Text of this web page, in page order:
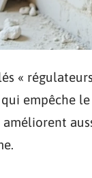
«
empêche